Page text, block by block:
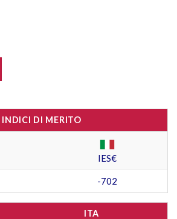
INDICI DI MERITO
IES€
-702
ITA